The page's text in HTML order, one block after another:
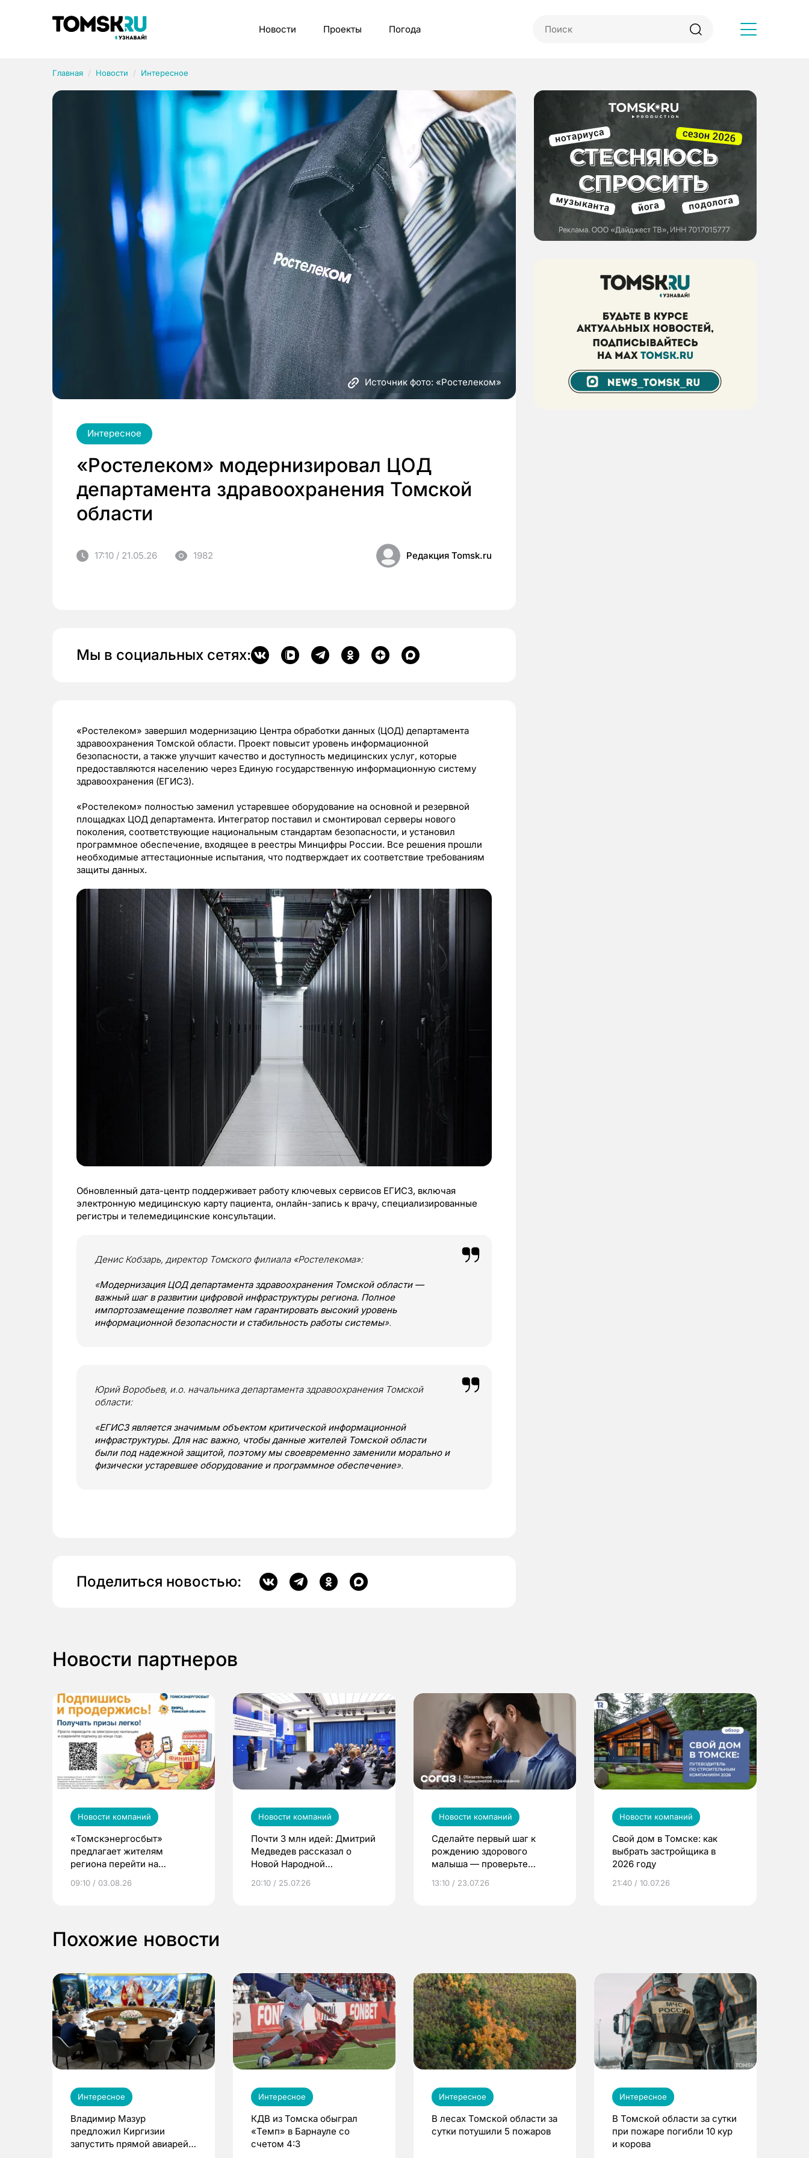
Новости Проекты Погода
Главная Новости Интересное
Источник фото: «Ростелеком»
Интересное
«Ростелеком» модернизировал ЦОД
департамента здравоохранения Томской
области
17:10 / 21.05.26 1982 Редакция Tomsk.ru
Мы в социальных сетях:
«Ростелеком» завершил модернизацию Центра обработки данных (ЦОД) департамента
здравоохранения Томской области. Проект повысит уровень информационной
безопасности, а также улучшит качество и доступность медицинских услуг, которые
предоставляются населению через Единую государственную информационную систему
здравоохранения (ЕГИСЗ).
«Ростелеком» полностью заменил устаревшее оборудование на основной и резервной
площадках ЦОД департамента. Интегратор поставил и смонтировал серверы нового
поколения, соответствующие национальным стандартам безопасности, и установил
программное обеспечение, входящее в реестры Минцифры России. Все решения прошли
необходимые аттестационные испытания, что подтверждает их соответствие требованиям
защиты данных.
Обновленный дата-центр поддерживает работу ключевых сервисов ЕГИСЗ, включая
электронную медицинскую карту пациента, онлайн-запись к врачу, специализированные
регистры и телемедицинские консультации.
Денис Кобзарь, директор Томского филиала «Ростелекома»:
«Модернизация ЦОД департамента здравоохранения Томской области —
важный шаг в развитии цифровой инфраструктуры региона. Полное
импортозамещение позволяет нам гарантировать высокий уровень
информационной безопасности и стабильность работы системы».
Юрий Воробьев, и.о. начальника департамента здравоохранения Томской
области:
«ЕГИСЗ является значимым объектом критической информационной
инфраструктуры. Для нас важно, чтобы данные жителей Томской области
были под надежной защитой, поэтому мы своевременно заменили морально и
физически устаревшее оборудование и программное обеспечение».
Поделиться новостью:
Новости партнеров
Новости компаний
«Томскэнергосбыт»
предлагает жителям
региона перейти на
выиграть призы
09:10 / 03.08.26
Новости компаний
Почти 3 млн идей: Дмитрий
Медведев рассказал о
Новой Народной
20:10 / 25.07.26
Новости компаний
Сделайте первый шаг к
рождению здорового
малыша — проверьте
по ОМС!
13:10 / 23.07.26
Новости компаний
Свой дом в Томске: как
выбрать застройщика в
2026 году
21:40 / 10.07.26
Похожие новости
Интересное
Владимир Мазур
предложил Киргизии
запустить прямой авиарейс
Интересное
КДВ из Томска обыграл
«Темп» в Барнауле со
счетом 4:3
Интересное
В лесах Томской области за
сутки потушили 5 пожаров
Интересное
В Томской области за сутки
при пожаре погибли 10 кур
и корова
Рубрики